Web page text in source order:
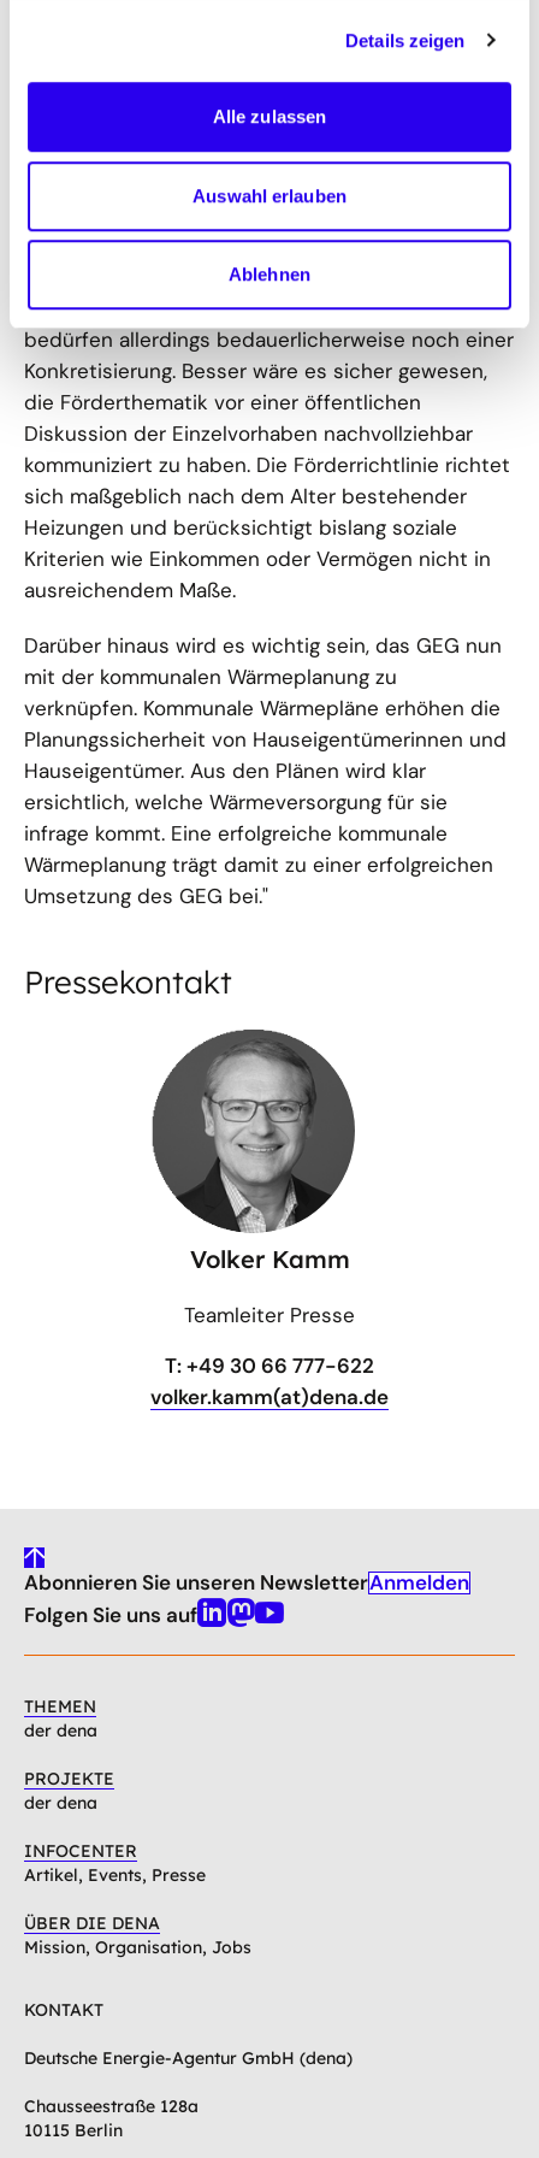
Details zeigen
Alle zulassen
Auswahl erlauben
Ablehnen
und Zielerfüllung im parlamentarischen Verfahren
Mit den aktuell gültigen Förderprogrammen für den
Heizungstausch sind gute Anreize für
Eigentümerinnen und Eigentümer gesetzt, schon
Nutzung im Gebäude zu investieren. Die heute
parallel zum GEG beschlossenen Eckpunkte für
eine nach sozialen Kriterien angepasste Förderung
bedürfen allerdings bedauerlicherweise noch einer
Konkretisierung. Besser wäre es sicher gewesen,
die Förderthematik vor einer öffentlichen
Diskussion der Einzelvorhaben nachvollziehbar
kommuniziert zu haben. Die Förderrichtlinie richtet
sich maßgeblich nach dem Alter bestehender
Heizungen und berücksichtigt bislang soziale
Kriterien wie Einkommen oder Vermögen nicht in
ausreichendem Maße.
Darüber hinaus wird es wichtig sein, das GEG nun
mit der kommunalen Wärmeplanung zu
verknüpfen. Kommunale Wärmepläne erhöhen die
Planungssicherheit von Hauseigentümerinnen und
Hauseigentümer. Aus den Plänen wird klar
ersichtlich, welche Wärmeversorgung für sie
infrage kommt. Eine erfolgreiche kommunale
Wärmeplanung trägt damit zu einer erfolgreichen
Umsetzung des GEG bei."
Pressekontakt
Volker Kamm
Teamleiter Presse
T: +49 30 66 777-622
volker.kamm(at)dena.de
gehe
nach
oben
Abonnieren Sie unseren NewsletterAnmelden
Folgen Sie uns aufLinkedin
Mastodon
Youtube
THEMEN
der dena
PROJEKTE
der dena
INFOCENTER
Artikel, Events, Presse
ÜBER DIE DENA
Mission, Organisation, Jobs
KONTAKT
Deutsche Energie-Agentur GmbH (dena)
Chausseestraße 128a
10115 Berlin